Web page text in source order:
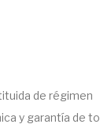
de régimen
y garantía de